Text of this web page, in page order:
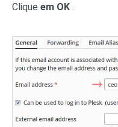
Clique em OK .